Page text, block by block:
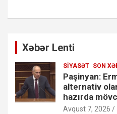
Xəbər Lenti
SIYASƏT SON
Paşinyan:
alternativ
hazırda
Avqust 7, 2026 /